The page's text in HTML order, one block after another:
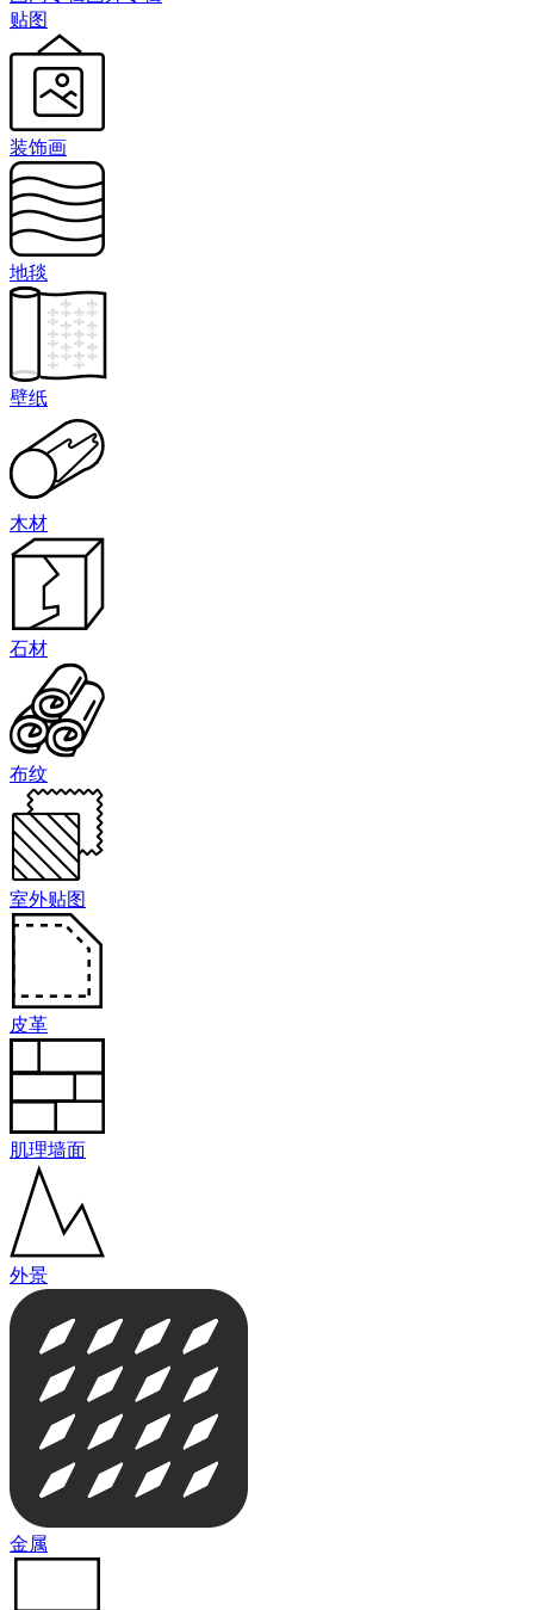
贴图
装饰画
地毯
壁纸
木材
石材
布纹
室外贴图
皮革
肌理墙面
外景
金属